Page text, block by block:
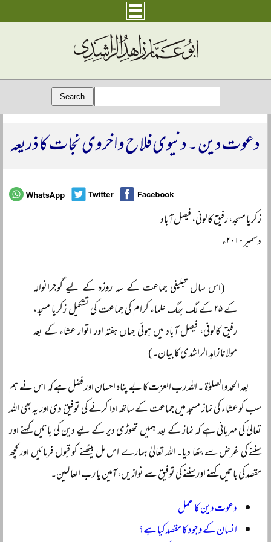
دعوت دین ۔ دنیوی فلاح و اخروی نجات کا ذریعہ
زکریا مسجد، رفیق کالونی، فیصل آباد
دسمبر ۲۰۱۰ء
(اس سال تبلیغی جماعت کے سہ روزہ کے لیے گوجرانوالہ
کے ۲۵ کے لگ بھگ علماء کرام کی جماعت کی تشکیل زکریا مسجد،
رفیق کالونی، فیصل آباد میں ہوئی جہاں ہفتہ اور اتوار عشاء کے بعد
مولانا زاہد الراشدی کا بیان۔)
بعد الحمد والصلوٰۃ ۔ اللہ رب العزت کا بے پناہ احسان اور فضل ہے کہ اس نے ہم
سب کو عشاء کی نماز مسجد میں جماعت کے ساتھ ادا کرنے کی توفیق دی اور یہ بھی اللہ
تعالیٰ کی مہربانی ہے کہ نماز کے بعد ہمیں تھوڑی دیر کے لیے دین کی باتیں کہنے اور
سننے کی غرض سے بٹھا دیا۔ اللہ تعالیٰ ہمارے اس مل بیٹھنے کو قبول فرمائیں اور کچھ
مقصد کی باتیں کہنے اور سننے کی توفیق سے نوازیں، آمین یا رب العالمین۔
دعوت دین کا عمل
انسان کے وجود کا مقصد کیا ہے؟